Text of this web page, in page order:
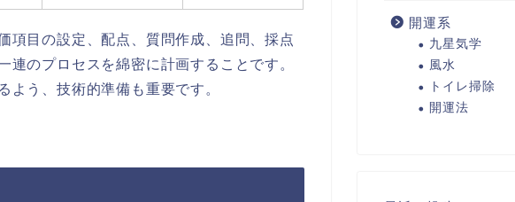
項目の設定、配点、質問作成、追問、採点
のプロセスを綿密に計画することです。
よう、技術的準備も重要です。
開運系
九星気学
風水
トイレ掃除
開運法